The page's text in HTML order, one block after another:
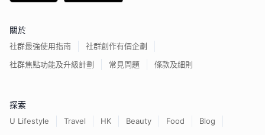
關於
社群最強使用指南
社群創作有價企劃
社群焦點功能及升級計劃
常見問題 條款及細則
探索
U Lifestyle Travel HK Beauty Food
Blog